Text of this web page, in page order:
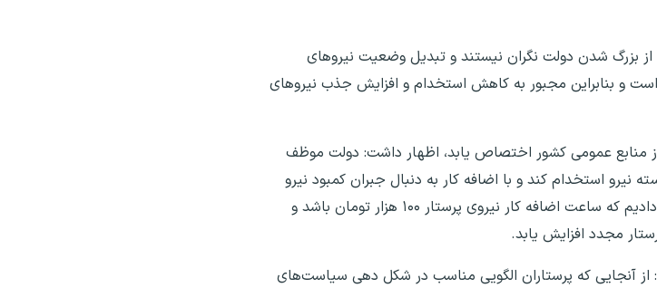
بزرگ شدن دولت نگران نیستند و تبدیل وضعیت نیروهای
و بنابراین مجبور به کاهش استخدام و افزایش جذب نیروهای
از منابع عمومی کشور اختصاص یابد، اظهار داشت: دولت موظف
نیرو استخدام کند و با اضافه کار به دنبال جبران کمبود نیرو
است؛ در حالی که پرستاران حاضر به ماندن ساعت‌های اضافی نیستند. پیشنهاد دادیم که ساعت اضافه کار نیروی پرستار ۱۰۰ هزار تومان باشد و
تصریح کرد: از آنجایی که پرستاران الگویی مناسب در شکل دهی سیاست‌های